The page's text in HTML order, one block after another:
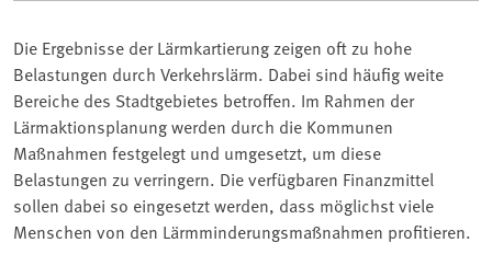
Die Ergebnisse der Lärmkartierung zeigen oft zu hohe
Belastungen durch Verkehrslärm. Dabei sind häufig weite
Bereiche des Stadtgebietes betroffen. Im Rahmen der
Lärmaktionsplanung werden durch die Kommunen
Maßnahmen festgelegt und umgesetzt, um diese
Belastungen zu verringern. Die verfügbaren Finanzmittel
sollen dabei so eingesetzt werden, dass möglichst viele
Menschen von den Lärmminderungsmaßnahmen profitieren.